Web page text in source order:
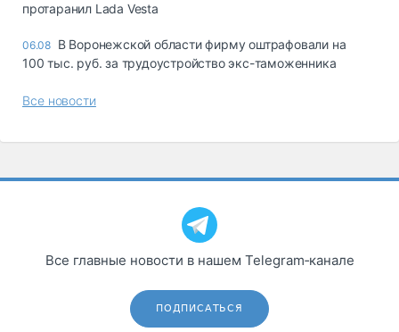
протаранил Lada Vesta
06.08 В Воронежской области фирму оштрафовали на
100 тыс. руб. за трудоустройство экс-таможенника
Все новости
Все главные новости в нашем Telegram‑канале
ПОДПИСАТЬСЯ